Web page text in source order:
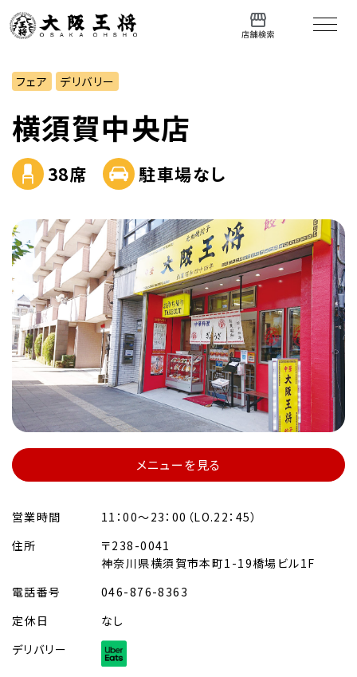
フェア デリバリー
横須賀中央店
38席 駐車場なし
メニューを見る
営業時間
11：00～23：00（LO.22：45）
住所
〒238-0041
神奈川県横須賀市本町1-19橋場ビル1F
電話番号
046-876-8363
定休日
なし
デリバリー